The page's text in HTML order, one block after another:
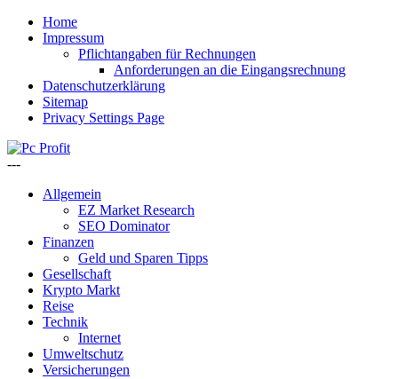
Home
Impressum
Pflichtangaben für Rechnungen
Anforderungen an die Eingangsrechnung
Datenschutzerklärung
Sitemap
Privacy Settings Page
---
Allgemein
EZ Market Research
SEO Dominator
Finanzen
Geld und Sparen Tipps
Gesellschaft
Krypto Markt
Reise
Technik
Internet
Umweltschutz
Versicherungen